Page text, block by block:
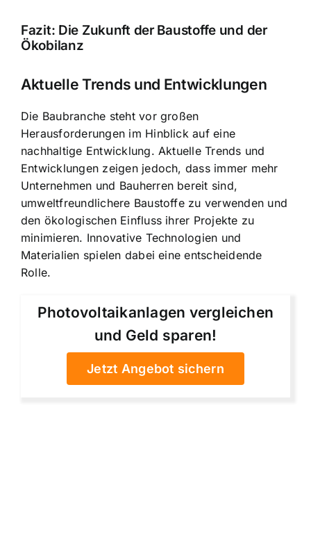
Fazit: Die Zukunft der Baustoffe und der
Ökobilanz
Aktuelle Trends und Entwicklungen
Die Baubranche steht vor großen
Herausforderungen im Hinblick auf eine
nachhaltige Entwicklung. Aktuelle Trends und
Entwicklungen zeigen jedoch, dass immer mehr
Unternehmen und Bauherren bereit sind,
umweltfreundlichere Baustoffe zu verwenden und
den ökologischen Einfluss ihrer Projekte zu
minimieren. Innovative Technologien und
Materialien spielen dabei eine entscheidende
Rolle.
Photovoltaikanlagen vergleichen
und Geld sparen!
Jetzt Angebot sichern